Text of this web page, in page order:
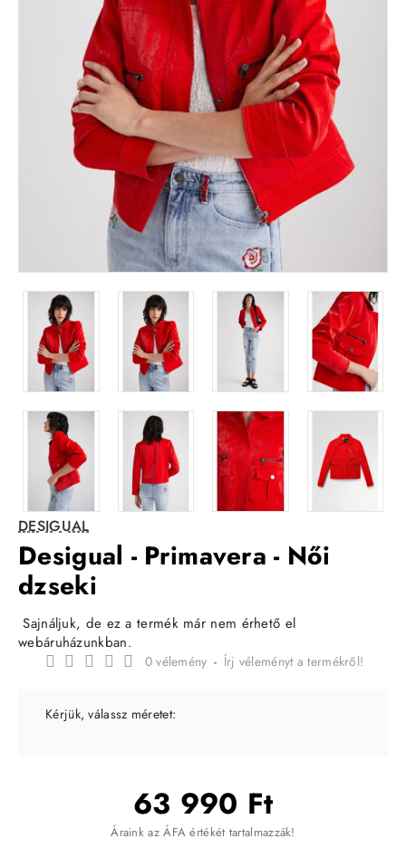
DESIGUAL
Desigual - Primavera - Női
dzseki
Sajnáljuk, de ez a termék már nem érhető el
webáruházunkban.
0 vélemény - Írj véleményt a termékről!
63 990 Ft
Áraink az ÁFA értékét tartalmazzák!
Kérjük, válassz méretet: